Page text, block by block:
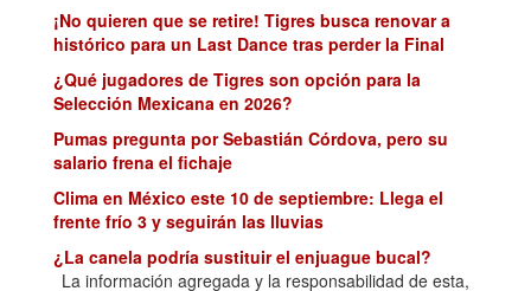
¡No quieren que se retire! Tigres busca renovar a
histórico para un Last Dance tras perder la Final
¿Qué jugadores de Tigres son opción para la
Selección Mexicana en 2026?
Pumas pregunta por Sebastián Córdova, pero su
salario frena el fichaje
Clima en México este 10 de septiembre: Llega el
frente frío 3 y seguirán las lluvias
¿La canela podría sustituir el enjuague bucal?
Investigadores mexicanos estudian esta alternativa
La información agregada y la responsabilidad de esta,